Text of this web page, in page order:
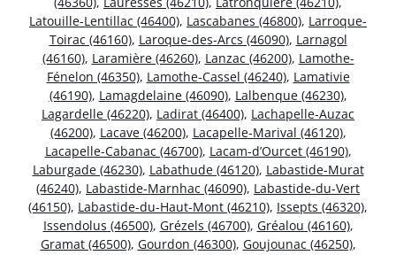
Latouille-Lentillac (46400), Lascabanes (46800), Larroque-
Toirac (46160), Laroque-des-Arcs (46090), Larnagol
(46160), Laramière (46260), Lanzac (46200), Lamothe-
Fénelon (46350), Lamothe-Cassel (46240), Lamativie
(46190), Lamagdelaine (46090), Lalbenque (46230),
Lagardelle (46220), Ladirat (46400), Lachapelle-Auzac
(46200), Lacave (46200), Lacapelle-Marival (46120),
Lacapelle-Cabanac (46700), Lacam-d’Ourcet (46190),
Laburgade (46230), Labathude (46120), Labastide-Murat
(46240), Labastide-Marnhac (46090), Labastide-du-Vert
(46150), Labastide-du-Haut-Mont (46210), Issepts (46320),
Issendolus (46500), Grézels (46700), Gréalou (46160),
Gramat (46500), Gourdon (46300), Goujounac (46250),